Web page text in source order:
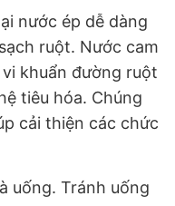
nước ép dễ dàng
ruột. Nước cam
khuẩn đường ruột
tiêu hóa. Chúng
cải thiện các chức
uống. Tránh uống